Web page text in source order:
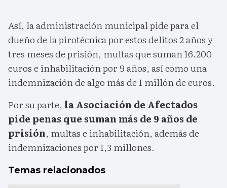
Así, la administración municipal pide para el
dueño de la pirotécnica por estos delitos 2 años y
tres meses de prisión, multas que suman 16.200
euros e inhabilitación por 9 años, así como una
indemnización de algo más de 1 millón de euros.
Por su parte, la Asociación de Afectados
pide penas que suman más de 9 años de
prisión, multas e inhabilitación, además de
indemnizaciones por 1,3 millones.
Temas relacionados